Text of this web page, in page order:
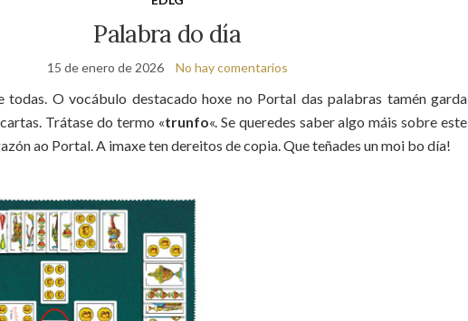
Palabra do día
15 de enero de 2026 No hay comentarios
O vocábulo destacado hoxe no Portal das palabras tamén garda
Trátase do termo «trunfo«. Se queredes saber algo máis sobre este
ao Portal. A imaxe ten dereitos de copia. Que teñades un moi bo día!